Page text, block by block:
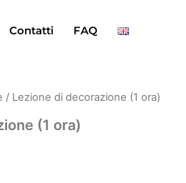
Contatti FAQ
Lezione di decorazione (1 ora)
(1 ora)
studio. Subscribe to our monthly
workshops, guest artists, and